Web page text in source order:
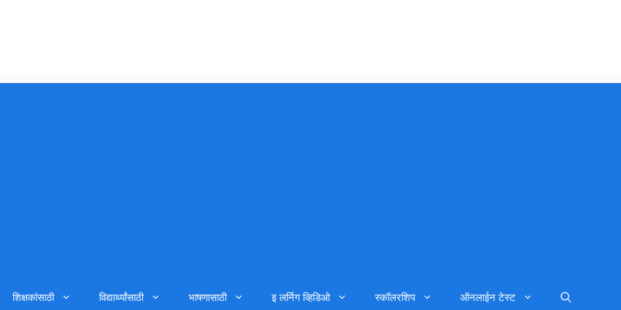
शिक्षकांसाठी विद्यार्थ्यांसाठी भाषणासाठी इ लर्निग व्हिडिओ स्कॉलरशिप ऑनलाईन टेस्ट